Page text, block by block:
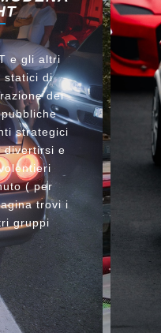
e gli altri
statici di
dei
strategici
divertirsi e
( per
trovi i
gruppi